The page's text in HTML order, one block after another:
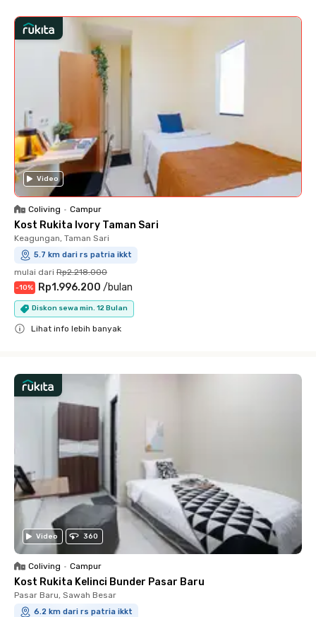
Video
Coliving • Campur
Kost Rukita Ivory Taman Sari
Keagungan, Taman Sari
5.7 km dari rs patria ikkt
mulai dari Rp2.218.000
-10% Rp1.996.200 /bulan
Diskon sewa min. 12 Bulan
Lihat info lebih banyak
Video 360
Coliving • Campur
Kost Rukita Kelinci Bunder Pasar Baru
Pasar Baru, Sawah Besar
6.2 km dari rs patria ikkt